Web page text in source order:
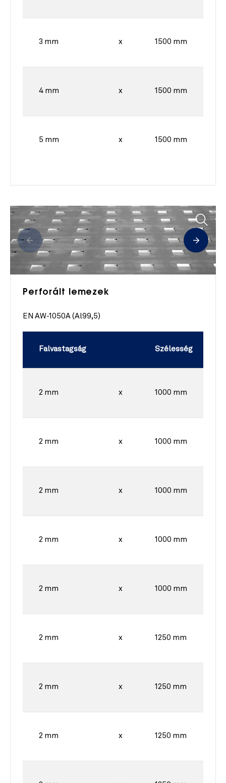
3 mm x 1500 mm
4 mm x 1500 mm
5 mm x 1500 mm
Perforált lemezek
EN AW-1050A (Al99,5)
Falvastagság Szélesség
2 mm x 1000 mm
2 mm x 1000 mm
2 mm x 1000 mm
2 mm x 1000 mm
2 mm x 1000 mm
2 mm x 1250 mm
2 mm x 1250 mm
2 mm x 1250 mm